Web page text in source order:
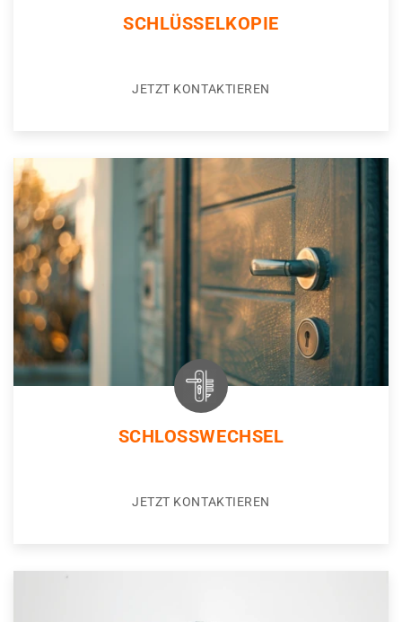
SCHLÜSSELKOPIE
JETZT KONTAKTIEREN
SCHLOSSWECHSEL
JETZT KONTAKTIEREN